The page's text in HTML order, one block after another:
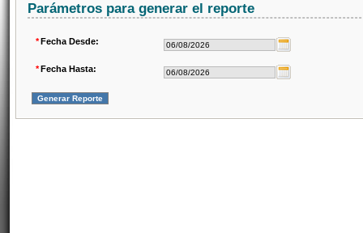
Parámetros para generar el reporte
*Fecha Desde:
*Fecha Hasta: